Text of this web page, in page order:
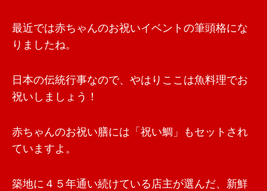
最近では赤ちゃんのお祝いイベントの筆頭格にな
りましたね。
日本の伝統行事なので、やはりここは魚料理でお
祝いしましょう！
赤ちゃんのお祝い膳には「祝い鯛」もセットされ
ていますよ。
築地に４５年通い続けている店主が選んだ、新鮮